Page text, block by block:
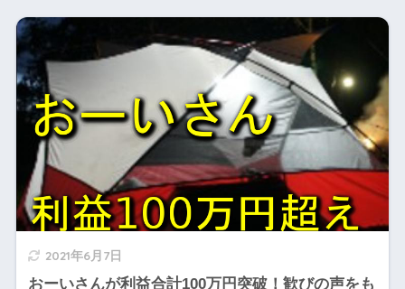
2021年6月7日
おーいさんが利益合計100万円突破！歓びの声をも